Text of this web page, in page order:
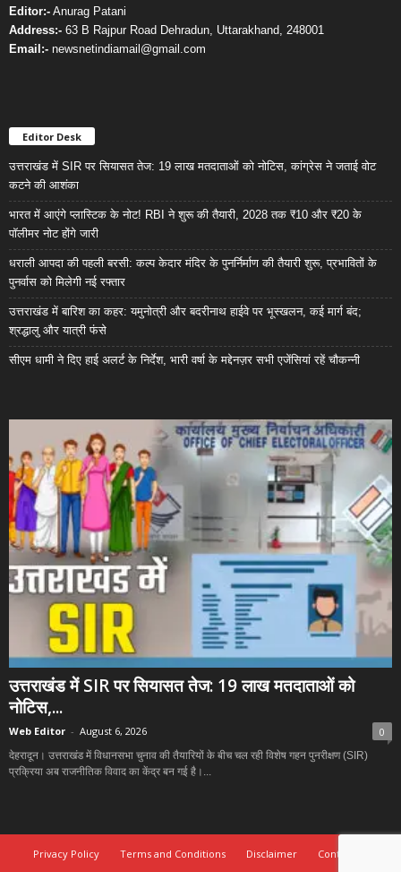
Editor:- Anurag Patani
Address:- 63 B Rajpur Road Dehradun, Uttarakhand, 248001
Email:- newsnetindiamail@gmail.com
Editor Desk
उत्तराखंड में SIR पर सियासत तेज: 19 लाख मतदाताओं को नोटिस, कांग्रेस ने जताई वोट
कटने की आशंका
भारत में आएंगे प्लास्टिक के नोट! RBI ने शुरू की तैयारी, 2028 तक ₹10 और ₹20 के
पॉलीमर नोट होंगे जारी
धराली आपदा की पहली बरसी: कल्प केदार मंदिर के पुनर्निर्माण की तैयारी शुरू, प्रभावितों के
पुनर्वास को मिलेगी नई रफ्तार
उत्तराखंड में बारिश का कहर: यमुनोत्री और बदरीनाथ हाईवे पर भूस्खलन, कई मार्ग बंद;
श्रद्धालु और यात्री फंसे
सीएम धामी ने दिए हाई अलर्ट के निर्देश, भारी वर्षा के मद्देनज़र सभी एजेंसियां रहें चौकन्नी
उत्तराखंड में SIR पर सियासत तेज: 19 लाख मतदाताओं को
नोटिस,...
Web Editor - August 6, 2026 0
देहरादून। उत्तराखंड में विधानसभा चुनाव की तैयारियों के बीच चल रही विशेष गहन पुनरीक्षण (SIR)
प्रक्रिया अब राजनीतिक विवाद का केंद्र बन गई है।...
Privacy Policy Terms and Conditions Disclaimer Contact Us